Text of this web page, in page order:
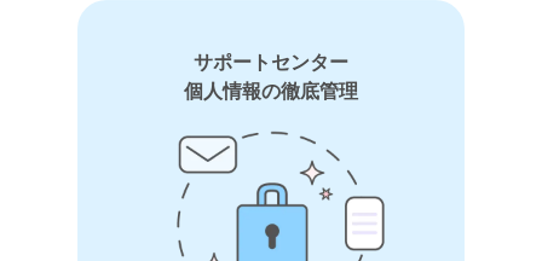
サポートセンター
個人情報の徹底管理